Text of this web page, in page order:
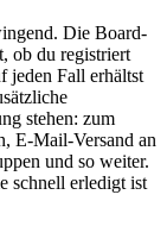
Die Board-
ob du registriert
jeden Fall erhältst
stehen: zum
E-Mail-Versand an
und so weiter.
schnell erledigt ist